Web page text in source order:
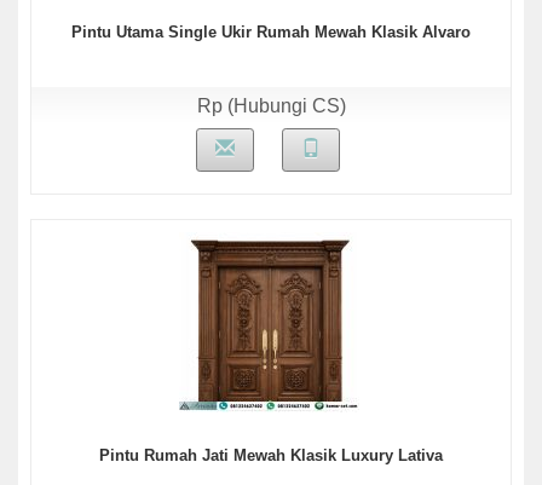
Pintu Utama Single Ukir Rumah Mewah Klasik Alvaro
Rp (Hubungi CS)
Pintu Rumah Jati Mewah Klasik Luxury Lativa